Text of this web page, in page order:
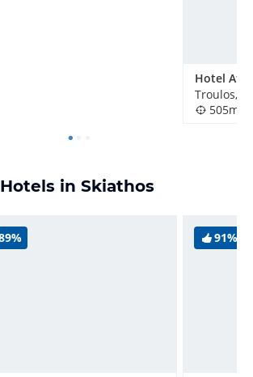
Hotel
Troulos,
505m
in Skiathos
91%